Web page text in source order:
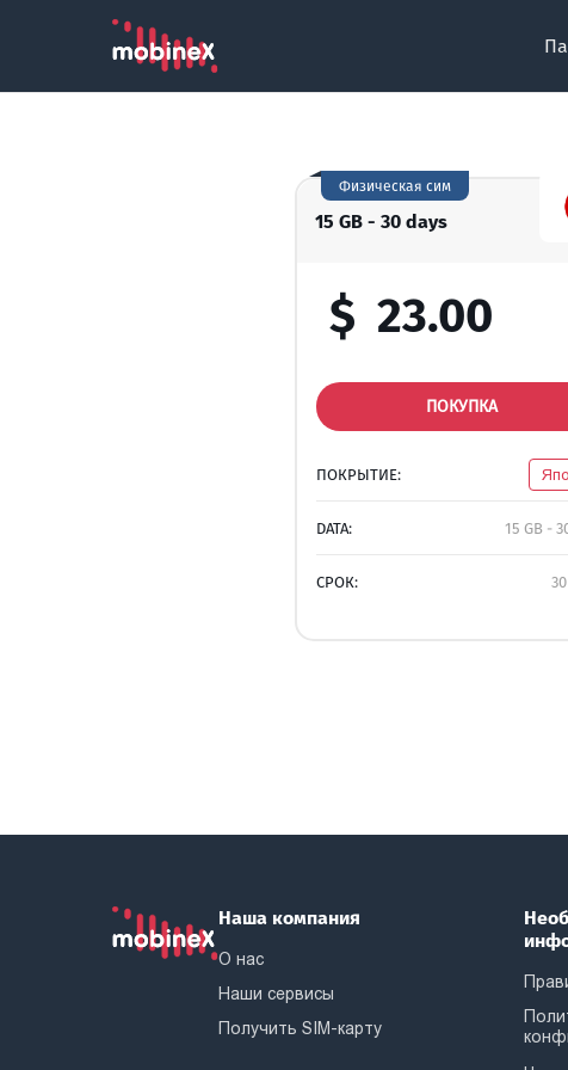
15 GB - 30 days
Физическая сим
$ 23.00
ПОКУПКА
ПОКРЫТИЕ:
DATA: 15 GB -
СРОК:
Наша компания
О нас
Наши сервисы
Получить SIM-карту